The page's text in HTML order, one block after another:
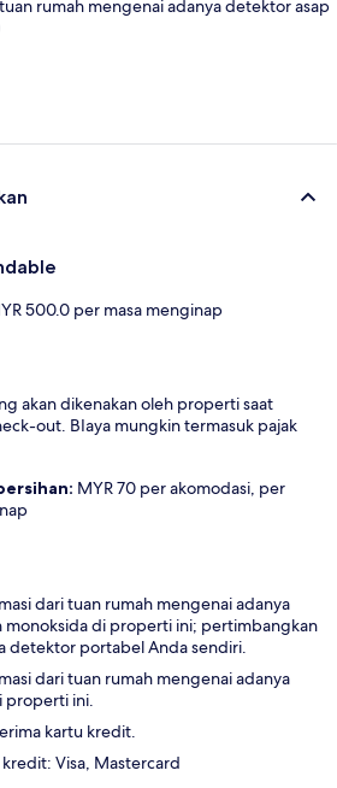
rumah mengenai adanya detektor asap
500.0 per masa menginap
akan dikenakan oleh properti saat
out. BIaya mungkin termasuk pajak
MYR 70 per akomodasi, per
dari tuan rumah mengenai adanya
di properti ini; pertimbangkan
detektor portabel Anda sendiri.
dari tuan rumah mengenai adanya
properti ini.
kartu kredit.
Visa, Mastercard